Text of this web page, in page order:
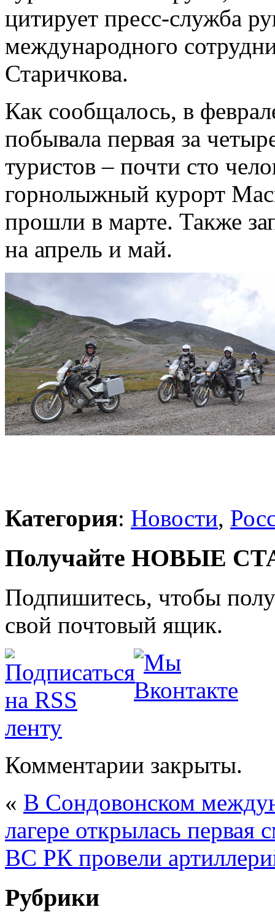
цитирует пресс-служба
международного
Старичкова.
Как сообщалось, в
побывала первая за
туристов – почти сто
горнолыжный курорт
прошли в марте. Также
на апрель и май.
Категория: Новости,
Получайте НОВЫЕ
Подпишитесь, чтобы
свой почтовый ящик.
Комментарии закрыты.
« В Сондовонском
лагере открылась первая
ВС РК провели
Рубрики